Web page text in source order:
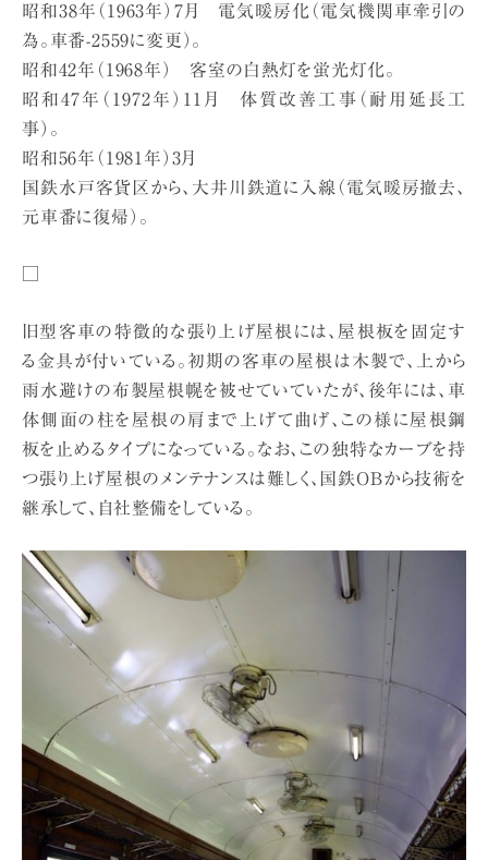
昭和38年（1963年）7月 電気暖房化（電気機関車牽引の
為。車番-2559に変更）。
昭和42年（1968年） 客室の白熱灯を蛍光灯化。
昭和47年（1972年）11月 体質改善工事（耐用延長工
事）。
昭和56年（1981年）3月
国鉄水戸客貨区から、大井川鉄道に入線（電気暖房撤去、
元車番に復帰）。
旧型客車の特徴的な張り上げ屋根には、屋根板を固定す
る金具が付いている。初期の客車の屋根は木製で、上から
雨水避けの布製屋根幌を被せていていたが、後年には、車
体側面の柱を屋根の肩まで上げて曲げ、この様に屋根鋼
板を止めるタイプになっている。なお、この独特なカーブを持
つ張り上げ屋根のメンテナンスは難しく、国鉄OBから技術を
継承して、自社整備をしている。